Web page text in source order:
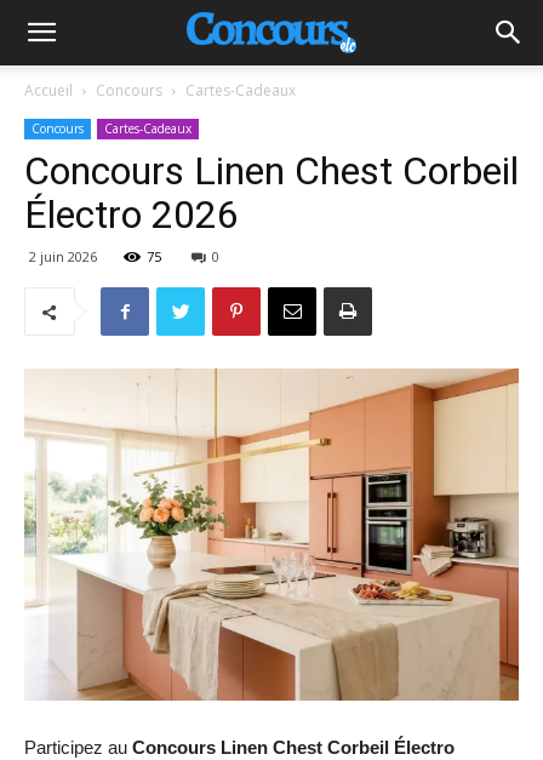
Accueil Concours Cartes-Cadeaux
Concours Cartes-Cadeaux
Concours Linen Chest Corbeil
Électro 2026
2 juin 2026 75 0
Participez au Concours Linen Chest Corbeil Électro